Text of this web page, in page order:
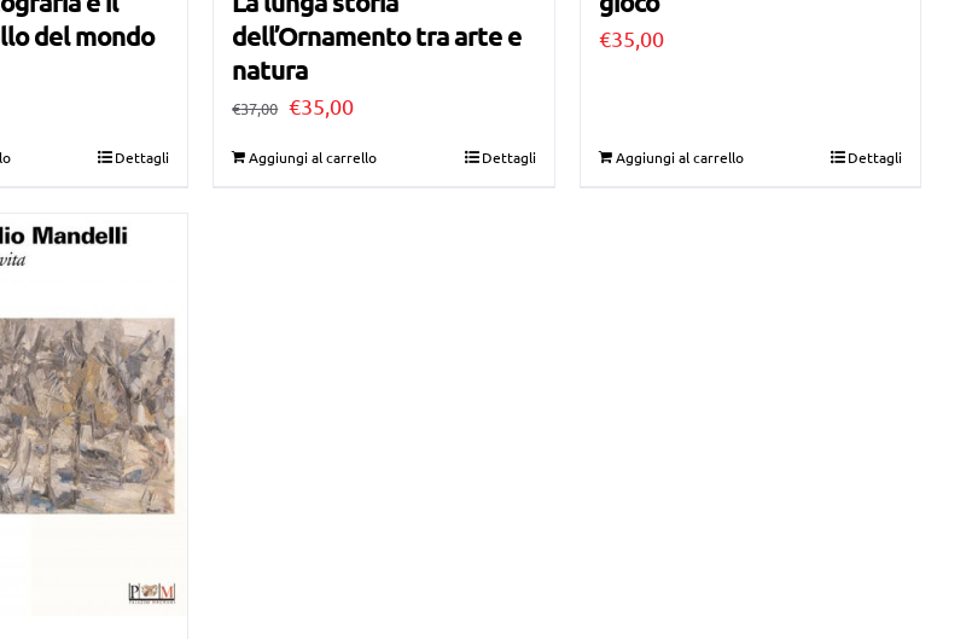
del mondo
Dettagli
dell’Ornamento tra arte e
natura
€37,00 Il
€35,00Il
Aggiungi al carrello Dettagli
€35,00
Aggiungi al carrello Dettagli